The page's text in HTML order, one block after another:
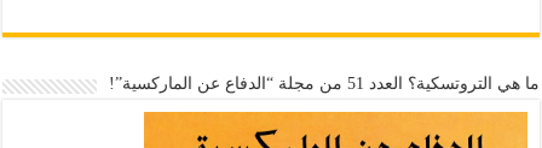
ما هي التروتسكية؟ العدد 51 من مجلة “الدفاع عن الماركسية”!